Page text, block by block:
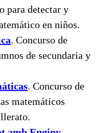
para detectar y
en niños.
. Concurso de
de secundaria y
. Concurso de
matemáticos